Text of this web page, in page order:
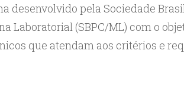
desenvolvido pela Sociedade
Laboratorial (SBPC/ML) com o
que atendam aos critérios e